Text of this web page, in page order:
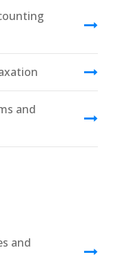
and
and